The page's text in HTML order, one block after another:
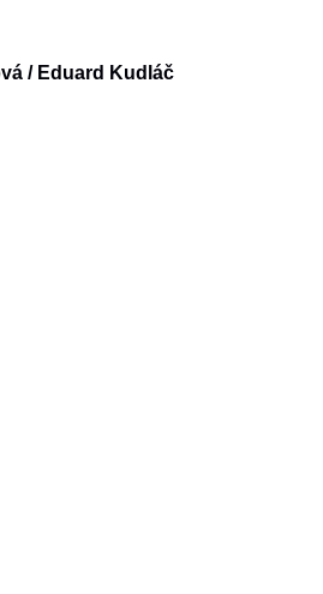
/ Eduard Kudláč